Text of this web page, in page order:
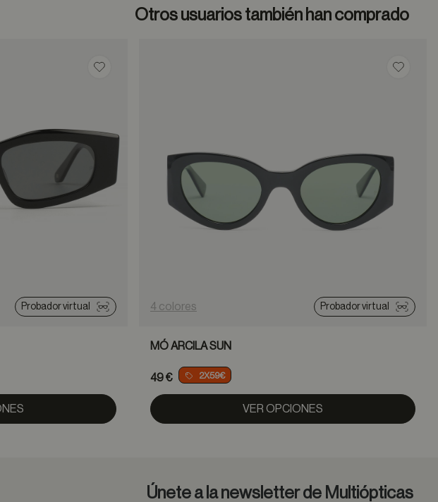
Otros usuarios también han comprado
Guardar en favoritos
Probador virtual 4 colores Probador virtual
MÓ ARCILA SUN
49 € 2X59€
VER OPCIONES
Únete a la newsletter de Multiópticas